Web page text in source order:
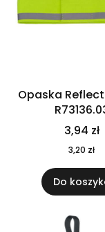
Opaska
3,94 zł
3,20 zł
Do